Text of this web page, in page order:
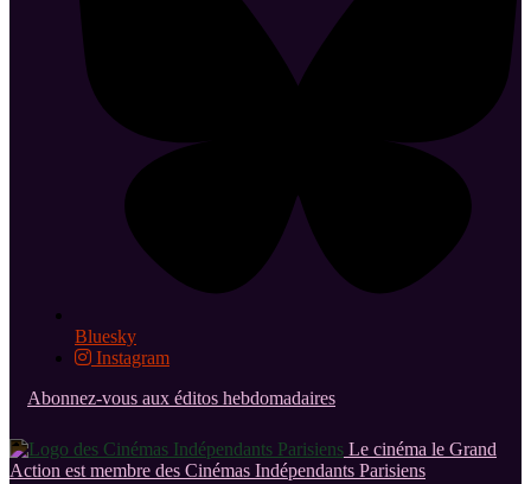
Bluesky
Instagram
Abonnez-vous aux éditos hebdomadaires
Le cinéma le Grand
Action est membre des Cinémas Indépendants Parisiens